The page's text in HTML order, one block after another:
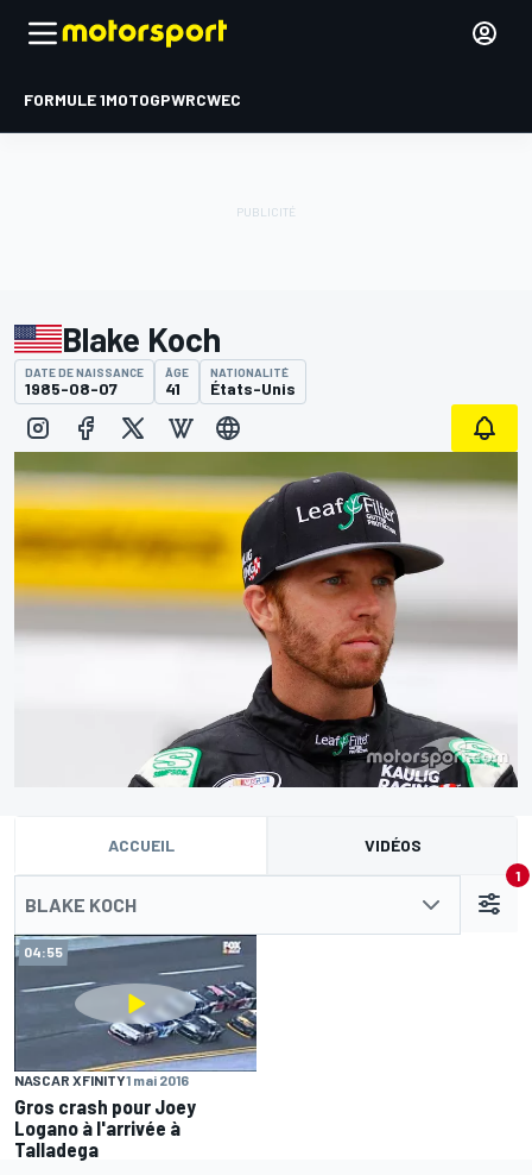
FORMULE 1MOTOGPWRCWEC
Blake Koch
DATE DE NAISSANCE
1985-08-07
ÂGE
41
NATIONALITÉ
États-Unis
ACCUEIL VIDÉOS
BLAKE KOCH
1
04:55
NASCAR XFINITY1 mai 2016
Gros crash pour Joey
Logano à l'arrivée à
Talladega